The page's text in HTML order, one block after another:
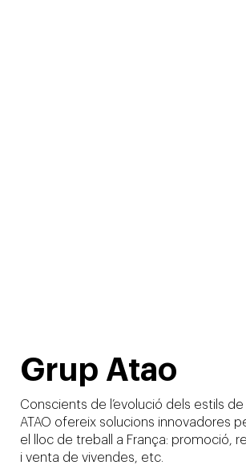
Grup Atao
Conscients de l’evolució dels estils
ATAO ofereix solucions innovadores
el lloc de treball a França: promoció,
i venta de vivendes, etc.